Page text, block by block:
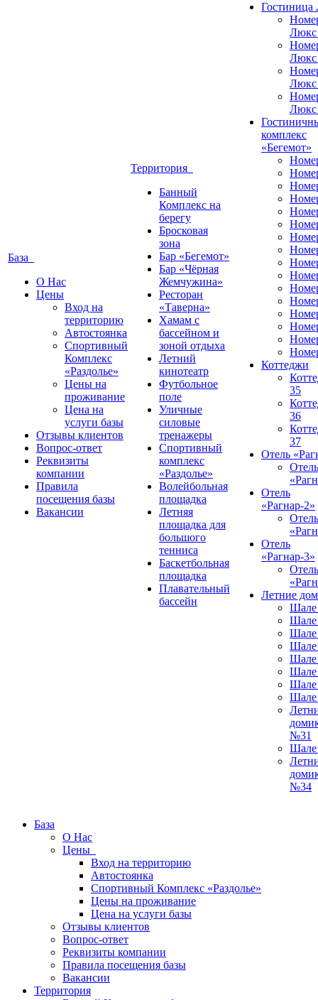
База
О Нас
Цены
Вход на
территорию
Автостоянка
Спортивный
Комплекс
«Раздолье»
Цены на
проживание
Цена на
услуги базы
Отзывы клиентов
Вопрос-ответ
Реквизиты
компании
Правила
посещения базы
Вакансии
Территория
Банный
Комплекс на
берегу
Бросковая
зона
Бар «Бегемот»
Бар «Чёрная
Жемчужина»
Ресторан
«Таверна»
Хамам с
бассейном и
зоной отдыха
Летний
кинотеатр
Футбольное
поле
Уличные
силовые
тренажеры
Спортивный
комплекс
«Раздолье»
Волейбольная
площадка
Летняя
площадка для
большого
тенниса
Баскетбольная
площадка
Плавательный
бассейн
комплекс
«Бегемот»
Коттеджи
35
36
37
Отель
Отель
Отель
«Рагнар-2»
Отель
Отель
«Рагнар-3»
Отель
Летние
№31
№34
База
О Нас
Цены
Вход на территорию
Автостоянка
Спортивный Комплекс «Раздолье»
Цены на проживание
Цена на услуги базы
Отзывы клиентов
Вопрос-ответ
Реквизиты компании
Правила посещения базы
Вакансии
Территория